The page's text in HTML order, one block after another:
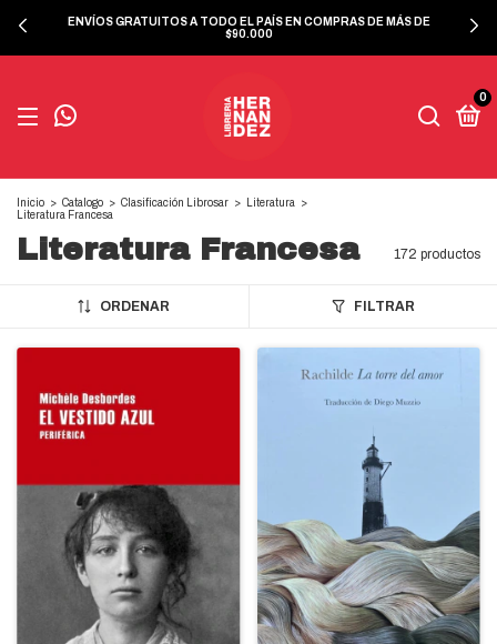
ENVÍOS GRATUITOS A TODO EL PAÍS EN COMPRAS DE MÁS DE
$90.000
0
Inicio > Catalogo > Clasificación Librosar > Literatura
>
Literatura Francesa
Literatura Francesa 172 productos
ORDENAR FILTRAR